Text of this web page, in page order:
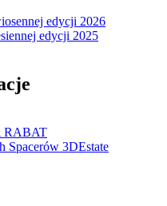
edycji 2026
edycji 2025
RABAT
Spacerów 3DEstate